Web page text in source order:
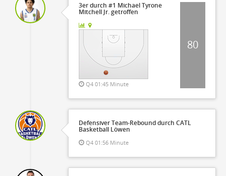
3er durch #1 Michael Tyrone
Mitchell Jr. getroffen
Q4 01:45 Minute
80
Defensiver Team-Rebound durch CATL
Basketball Löwen
Q4 01:56 Minute